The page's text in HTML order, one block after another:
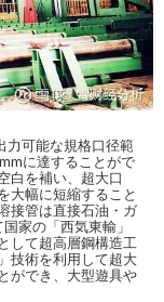
力可能な規格口径範
に達することがで
白を補い、超大口
大幅に短縮すること
接管は直接石油・ガ
家の「西気東輸」
して超高層鋼構造工
技術を利用して超大
ができ、大型遊具や